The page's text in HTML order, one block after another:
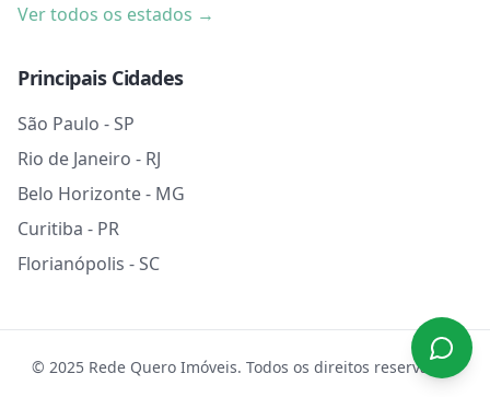
Ver todos os estados →
Principais Cidades
São Paulo - SP
Rio de Janeiro - RJ
Belo Horizonte - MG
Curitiba - PR
Florianópolis - SC
© 2025 Rede Quero Imóveis. Todos os direitos reservados.